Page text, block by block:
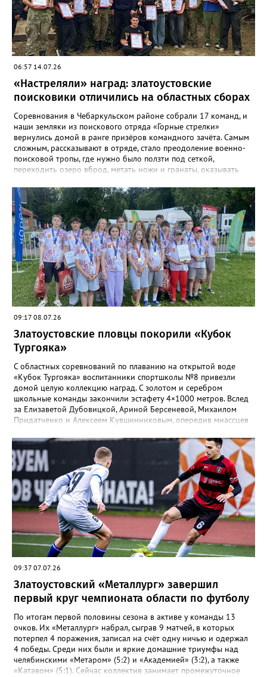
06:57 14.07.26
«Настреляли» наград: златоустовские
поисковики отличились на областных сборах
Соревнования в Чебаркульском районе собрали 17 команд, и
наши земляки из поискового отряда «Горные стрелки»
вернулись домой в ранге призёров командного зачёта. Самым
сложным, рассказывают в отряде, стало преодоление военно-
поисковой тропы, где нужно было ползти под сеткой,
переходить озеро вброд, метать ножи и гранаты, оказывать
экспедициями и тренировками старшие «Горные стрелки»
финишировали вторыми, а их товарищи из средней группы –
третьими. В соревновательной программе были и визитка, и
видеоролик, а также викторина, конкурс музейных
экспотнатов и «профессиональный» этап под названием
«Эксгумация. Документирование работ», где средняя группа
лидировала, а старшие взяли бронзу. Всего «Горные стрелки»
привезли 13 наград разного достоинства. В средней группе
представители отряда стали вице-чемпионами, в старшей –
замкнули тройку лучших.
09:17 08.07.26
Златоустовские пловцы покорили «Кубок
Тургояка»
С областных соревнований по плаванию на открытой воде
«Кубок Тургояка» воспитанники спортшколы №8 привезли
домой целую коллекцию наград. С золотом и серебром
школьные команды закончили эстафету 4×1000 метров. Вслед
за Елизаветой Дубовицкой, Ариной Берсеневой, Михаилом
Придатченко и Алексеем Кувшинниковым, опередив миассцев
Анастасия Лущикова, Дмитрий Векшин и Макар Смирнов.
Золото на тысяче метрах среди девушек 14–16 лет забрала
Арина Берсенева, чуть отстала от неё Софья Новикова. На трёх
тысячах метров с выбыванием среди юношей первым стал
Ярослав Верещагин, третьим — Михаил Придатченко. А в
заплыве на три тысячи 3000 метров пьедестал оказался
полностью златоустовским. На него поднялись Софья
Колесникова, Арина Берсенева и Елизавета Дубовицкая. Всего
в «Кубке Тургояка» на старт вышли 155 спортсменов из
Златоуста, Миасса, Челябинска, Пласта и Южноуральска.
09:37 07.07.26
Златоустовский «Металлург» завершил
первый круг чемпионата области по футболу
По итогам первой половины сезона в активе у команды 13
очков. Их «Металлург» набрал, сыграв 9 матчей, в которых
потерпел 4 поражения, записал на счёт одну ничью и одержал
4 победы. Среди них были и яркие домашние триумфы над
челябинскими «Метаром» (5:2) и «Академией» (3:2), а также
«Катавом» (5:1). Сейчас коллектив занимает промежуточное